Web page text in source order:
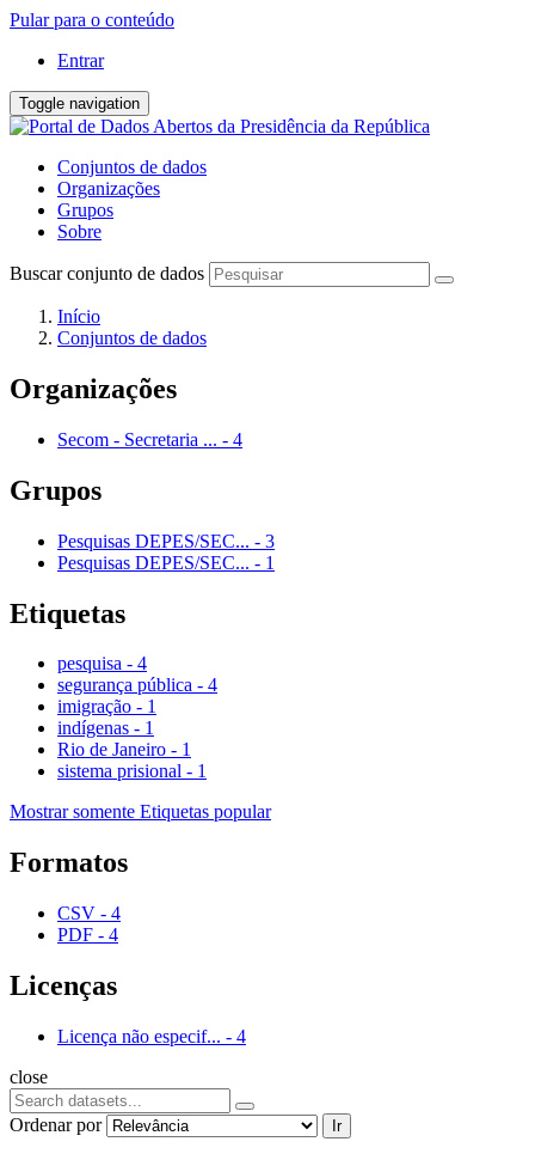
Pular para o conteúdo
Entrar
Toggle navigation
Conjuntos de dados
Organizações
Grupos
Sobre
Buscar conjunto de dados
Início
Conjuntos de dados
Organizações
Secom - Secretaria ... - 4
Grupos
Pesquisas DEPES/SEC... - 3
Pesquisas DEPES/SEC... - 1
Etiquetas
pesquisa - 4
segurança pública - 4
imigração - 1
indígenas - 1
Rio de Janeiro - 1
sistema prisional - 1
Mostrar somente Etiquetas popular
Formatos
CSV - 4
PDF - 4
Licenças
Licença não especif... - 4
close
Ordenar por Ir